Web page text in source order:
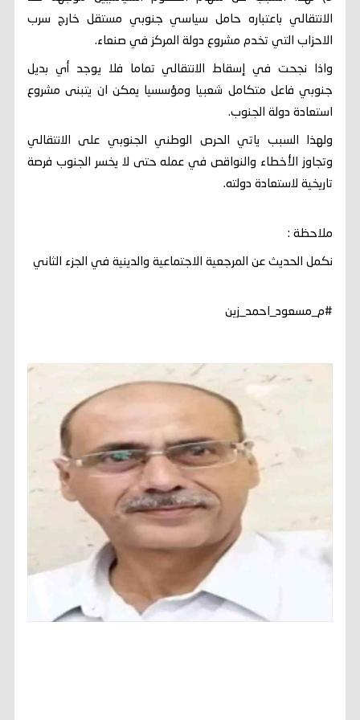
الانتقالي باعتباره حامل سياسي جنوبي مستقل خارج سرب
الاحزاب التي تخدم مشروع دولة المركز في صنعاء.
واذا نجحت في إسقاط الانتقالي تماما فلا يوجد أي بديل
جنوبي فاعل متكامل شعبيا ومؤسسيا يمكن ان يتبنى مشروع
استعادة دولة الجنوب.
ولهذا السبب ياتي الحرص الوطني الجنوبي على الانتقالي
وتجاوز الأخطاء والنواقص في عمله حتى لا يخسر الجنوب فرصة
تاريخية لاستعادة دولته.
ملاحظة :
نكمل الحديث عن المرجعية الاجتماعية والدينية في الجزء الثاني
#م_مسعود_احمد_زين